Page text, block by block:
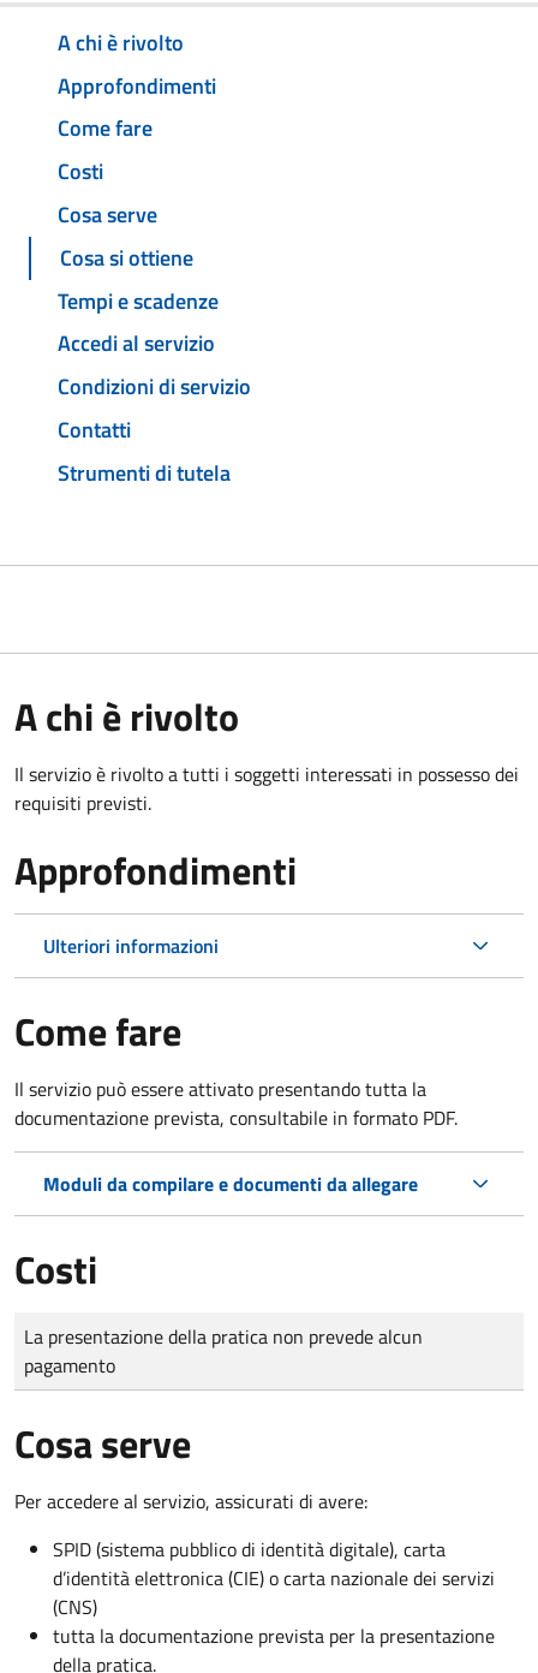
A chi è rivolto
Approfondimenti
Come fare
Costi
Cosa serve
Cosa si ottiene
Tempi e scadenze
Accedi al servizio
Condizioni di servizio
Contatti
Strumenti di tutela
A chi è rivolto
Il servizio è rivolto a tutti i soggetti interessati in possesso dei
requisiti previsti.
Approfondimenti
Ulteriori informazioni
Come fare
Il servizio può essere attivato presentando tutta la
documentazione prevista, consultabile in formato PDF.
Moduli da compilare e documenti da allegare
Costi
Tipo di pagamento
Importo
La presentazione della pratica non prevede alcun
pagamento
Cosa serve
Per accedere al servizio, assicurati di avere:
SPID (sistema pubblico di identità digitale), carta
d’identità elettronica (CIE) o carta nazionale dei servizi
(CNS)
tutta la documentazione prevista per la presentazione
della pratica.